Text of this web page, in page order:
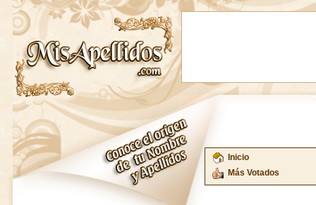
Inicio
Más Votados